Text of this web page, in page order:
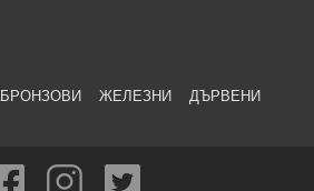
БРОНЗОВИ ЖЕЛЕЗНИ ДЪРВЕНИ